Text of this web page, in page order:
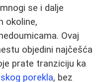
se i dalje
okoline,
Ovaj
objedini najčešća
prate tranziciju ka
porekla, bez